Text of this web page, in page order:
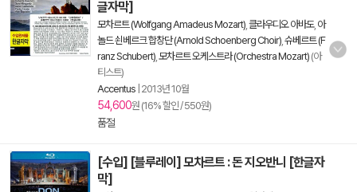
글자막]
모차르트 (Wolfgang Amadeus Mozart) 클라우디오 아바도, 아
놀드 쇤베르크 합창단 (Arnold Schoenberg Choir) 슈베르트 (F
ranz Schubert) 모차르트 오케스트라 (Orchestra Mozart) (아
티스트)
Accentus 2013년 10월
54,600원 (16% 할인 / 550원)
품절
[수입] [블루레이] 모차르트 : 돈 지오반니 [한글자
막]